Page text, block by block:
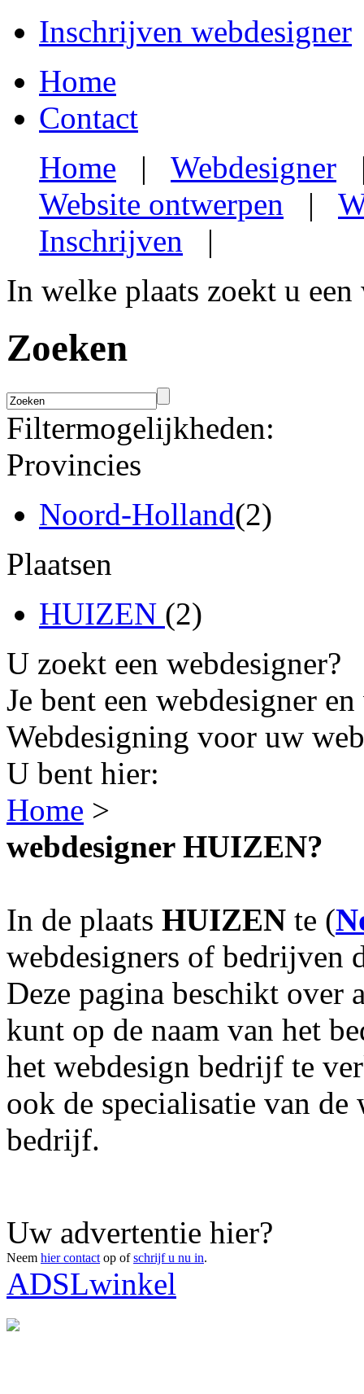
Inschrijven webdesigner
Home
Contact
Home | Webdesigner
Website ontwerpen |
Inschrijven |
In welke plaats zoekt u een
Zoeken
Filtermogelijkheden:
Provincies
Noord-Holland(2)
Plaatsen
HUIZEN (2)
U zoekt een webdesigner?
Je bent een webdesigner
Webdesigning voor uw
U bent hier:
Home >
webdesigner HUIZEN?
In de plaats HUIZEN te (
webdesigners of bedrijven
Deze pagina beschikt
kunt op de naam van het
het webdesign bedrijf te
ook de specialisatie van
bedrijf.
Uw advertentie hier?
Neem hier contact op ofschrijf u nu in.
ADSLwinkel